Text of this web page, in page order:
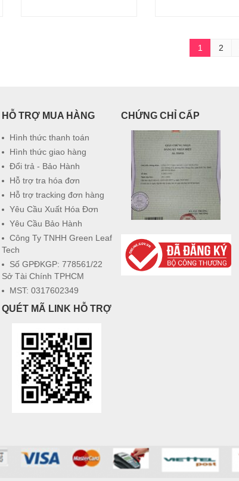
1 2
HỖ TRỢ MUA HÀNG
Hình thức thanh toán
Hình thức giao hàng
Đổi trả - Bảo Hành
Hỗ trợ tra hóa đơn
Hỗ trợ tracking đơn hàng
Yêu Cầu Xuất Hóa Đơn
Yêu Cầu Bảo Hành
Công Ty TNHH Green Leaf
Tech
Số GPĐKGP: 778561/22
Sở Tài Chính TPHCM
MST: 0317602349
QUÉT MÃ LINK HỖ TRỢ
CHỨNG CHỈ CẤP